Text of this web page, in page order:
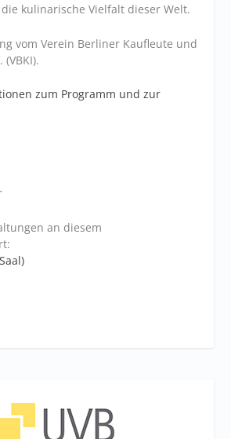
kulinarische Vielfalt dieser Welt.
vom Verein Berliner Kaufleute und
zum Programm und zur
an diesem